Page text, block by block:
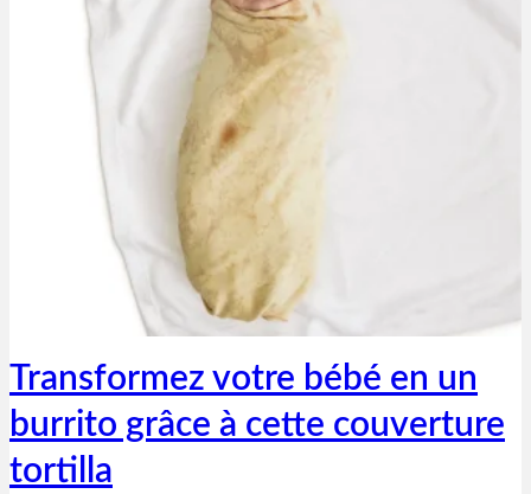
Thibaut Parent
Transformez votre bébé en un
burrito grâce à cette couverture
tortilla